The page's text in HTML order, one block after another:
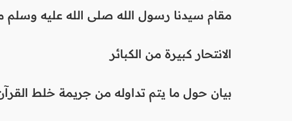
مقام سيدنا رسول الله صلى الله عليه وسلم
الانتحار كبيرة من الكبائر
بيان حول ما يتم تداوله من جريمة خلط